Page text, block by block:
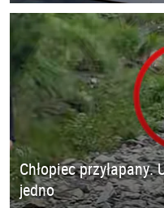
Chłopiec
jedno